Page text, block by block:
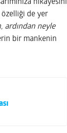
hikayesini
özelliği de yer
ardından neyle
bir mankenin